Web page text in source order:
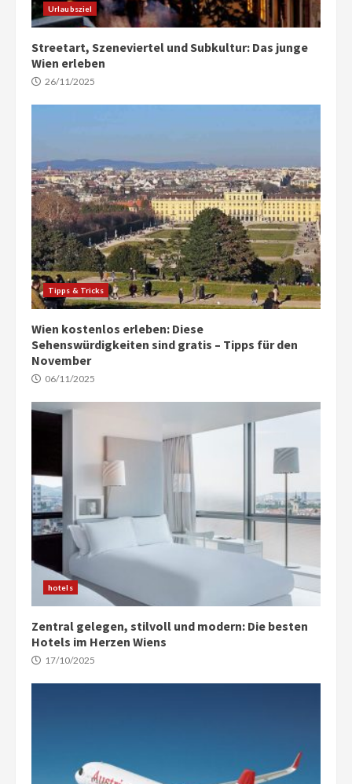
Urlaubsziel
Streetart, Szeneviertel und Subkultur: Das junge
Wien erleben
26/11/2025
Tipps & Tricks
Wien kostenlos erleben: Diese
Sehenswürdigkeiten sind gratis – Tipps für den
November
06/11/2025
hotels
Zentral gelegen, stilvoll und modern: Die besten
Hotels im Herzen Wiens
17/10/2025